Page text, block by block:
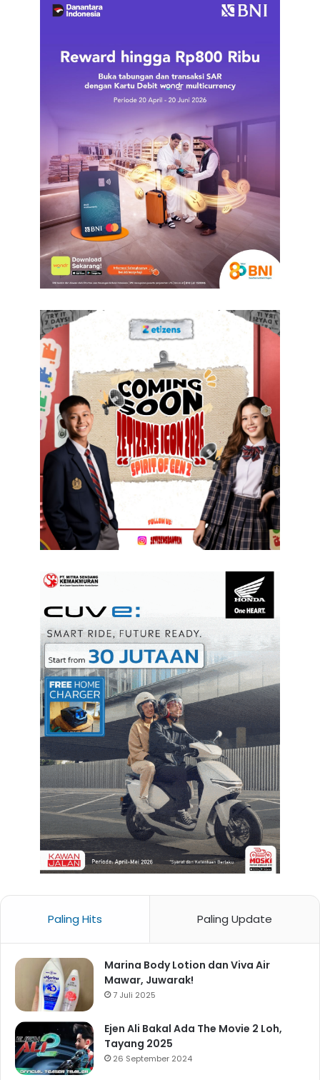
Paling Hits Paling Update
Marina Body Lotion dan Viva Air
Mawar, Juwarak!
7 Juli 2025
Ejen Ali Bakal Ada The Movie 2 Loh,
Tayang 2025
26 September 2024